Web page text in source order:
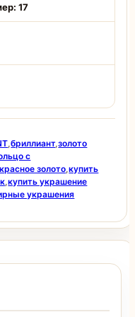
17
,бриллиант,золото
с
красное золото,купить
,купить украшение
украшения